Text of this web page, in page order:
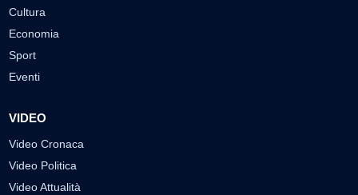
Cultura
Economia
Sport
Eventi
VIDEO
Video Cronaca
Video Politica
Video Attualità